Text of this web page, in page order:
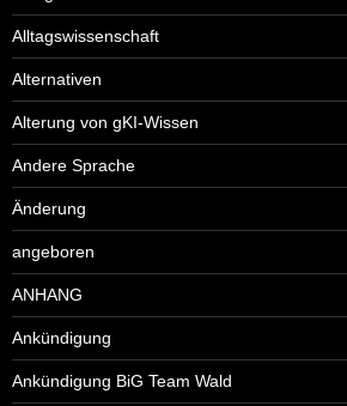
Alltagswissenschaft
Alternativen
Alterung von gKI-Wissen
Andere Sprache
Änderung
angeboren
ANHANG
Ankündigung
Ankündigung BiG Team Wald